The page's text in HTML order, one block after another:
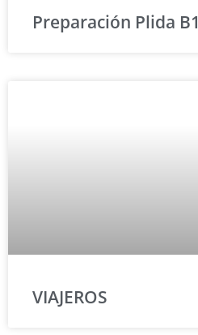
Preparación Plida B1
VIAJEROS